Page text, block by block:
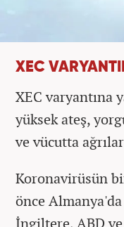
XEC
XEC varyantına
yüksek ateş,
ve vücutta
Koronavirüsün
önce